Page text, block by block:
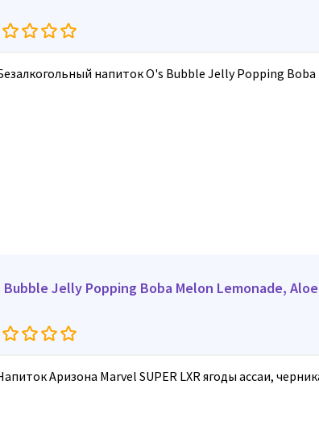
Bubble Jelly Popping Boba Melon Lemonade,